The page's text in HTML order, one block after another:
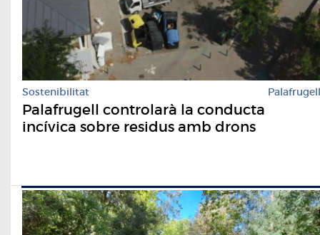
Sostenibilitat Palafrugell
Palafrugell controlarà la conducta
incívica sobre residus amb drons